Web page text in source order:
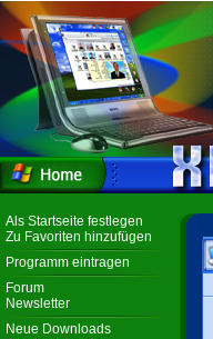
Als Startseite festlegen
Zu Favoriten hinzufügen
Programm eintragen
Forum
Newsletter
Neue Downloads